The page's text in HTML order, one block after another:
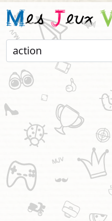
MesJeux